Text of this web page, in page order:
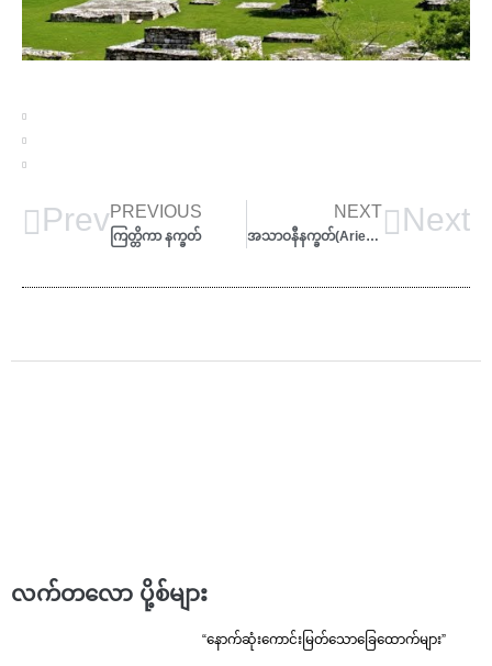
PrevPREVIOUS
ကြတ္တိကာ နက္ခတ်
NEXT
အသာဝနီနက္ခတ်(Arietis) Ashwini Next
လက်တလော ပို့စ်များ
“နောက်ဆုံးကောင်းမြတ်သောခြေထောက်များ”